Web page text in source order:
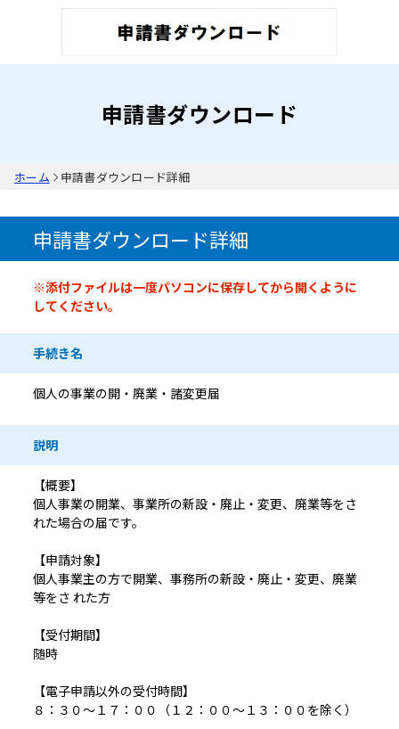
申請書ダウンロード
ホーム 申請書ダウンロード詳細
申請書ダウンロード詳細
申請書情報※添付ファイルは一度パソコンに保存してから開くように
してください。
手続き名
個人の事業の開・廃業・諸変更届
説明
【概要】
個人事業の開業、事業所の新設・廃止・変更、廃業等をさ
れた場合の届です。
【申請対象】
個人事業主の方で開業、事務所の新設・廃止・変更、廃業
等をさ れた方
【受付期間】
随時
【電子申請以外の受付時間】
８：３０～１７：００（１２：００～１３：００を除く）